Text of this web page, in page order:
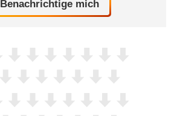
Benachrichtige mich